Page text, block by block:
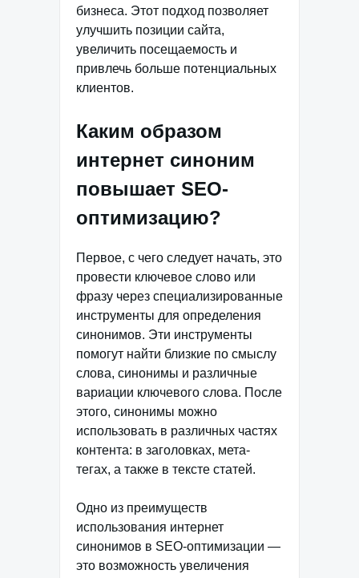
бизнеса. Этот подход позволяет
улучшить позиции сайта,
увеличить посещаемость и
привлечь больше потенциальных
клиентов.
Каким образом
интернет синоним
повышает SEO-
оптимизацию?
Первое, с чего следует начать, это
провести ключевое слово или
фразу через специализированные
инструменты для определения
синонимов. Эти инструменты
помогут найти близкие по смыслу
слова, синонимы и различные
вариации ключевого слова. После
этого, синонимы можно
использовать в различных частях
контента: в заголовках, мета-
тегах, а также в тексте статей.
Одно из преимуществ
использования интернет
синонимов в SEO-оптимизации —
это возможность увеличения